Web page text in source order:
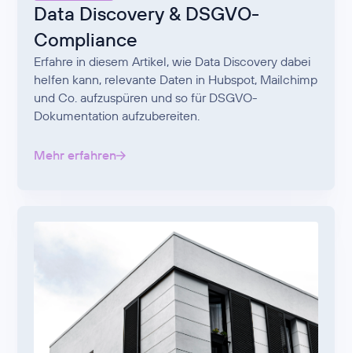
Data Discovery & DSGVO-
Compliance
Erfahre in diesem Artikel, wie Data Discovery dabei
helfen kann, relevante Daten in Hubspot, Mailchimp
und Co. aufzuspüren und so für DSGVO-
Dokumentation aufzubereiten.
Mehr erfahren